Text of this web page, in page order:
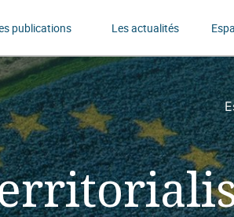
publications Les actualités